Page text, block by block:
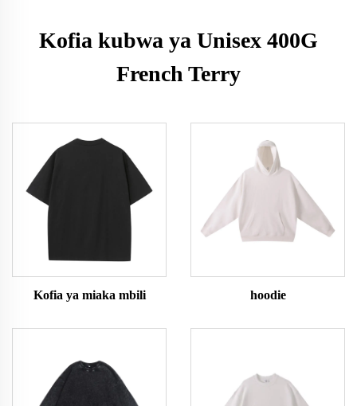
Kofia kubwa ya Unisex 400G
French Terry
Kofia ya miaka mbili hoodie